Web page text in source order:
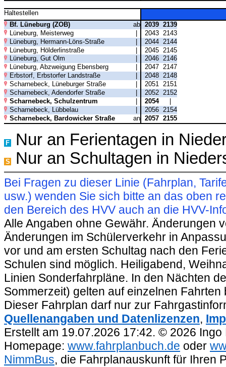
Haltestellen
Bf. Lüneburg (ZOB)
ab 2039 2139
Lüneburg, Meisterweg
| 2043 2143
Lüneburg, Hermann-Löns-Straße
| 2044 2144
Lüneburg, Hölderlinstraße
| 2045 2145
Lüneburg, Gut Olm
2046 2146
Lüneburg, Abzweigung Ebensberg
2047 2147
Erbstorf, Erbstorfer Landstraße
2048 2148
Scharnebeck, Lüneburger Straße
2051 2151
Scharnebeck, Adendorfer Straße
2052 2152
Scharnebeck, Schulzentrum
2054
Scharnebeck, Lübbelau
| 2056 2154
Scharnebeck, Bardowicker Straße
an 2057 2155
F Nur an Ferientagen in
S Nur an Schultagen in
Bei Fragen zu dieser Linie (Fahrplan,
usw.) wenden Sie sich bitte an das oben
den Bereich des HVV auch an die HVV-
Alle Angaben ohne Gewähr. Änderungen
Änderungen im Schülerverkehr in
vor und am ersten Schultag nach den
Schulen sind möglich. Heiligabend,
Linien Sonderfahrpläne. In den Nächten
Sommerzeit) gelten auf einzelnen
Dieser Fahrplan darf nur zur
Quellenangaben und Datenlizenzen,
Erstellt am 19.07.2026 17:42. © 2026
Homepage: www.fahrplanbuch.de oder
NimmBus, die Fahrplanauskunft für Ihren